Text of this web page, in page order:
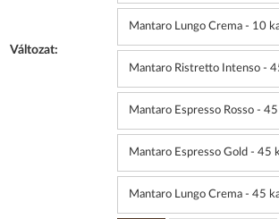
Változat:
Mantaro Lungo Crema - 10
Mantaro Ristretto Intenso -
Mantaro Espresso Rosso -
Mantaro Espresso Gold - 45
Mantaro Lungo Crema - 45